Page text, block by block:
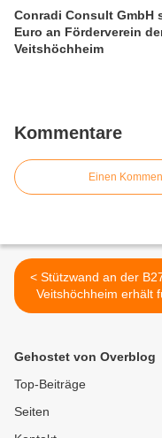
Conradi Consult GmbH
Euro an Förderverein
Veitshöchheim
Kommentare
Einen
< Stützwand an der B27 in
Veitshöchheim erhält
18.000 Euro neuen
Gehostet von Overblog
Top-Beiträge
Seiten